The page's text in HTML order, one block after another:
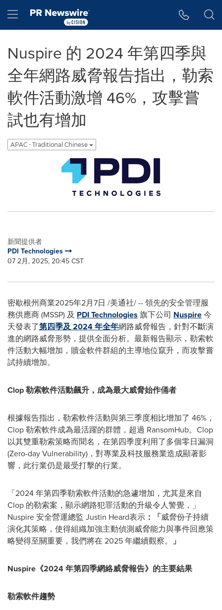
Hamburger menu
Nuspire 的 2024 年第四季與
全年網路威脅報告指出，勒索
軟件活動激增 46%，攻擊嘗
試也有增加
APAC - Traditional Chinese
新聞提供者
PDI Technologies
07 2月, 2025, 20:45 CST
密歇根州商業2025年2月7日 /美通社/ -- 領先的安全管理服
務供應商 (MSSP) 及 PDI Technologies 旗下公司 Nuspire今
天發表了第四季及 2024 年全年網路威脅報告，針對不斷演
進的網路威脅形勢，提供全面分析。最新報告顯示，勒索軟
件活動大幅增加，贖金軟件群組的主導地位竄升，而攻擊嘗
試持續增加。
Clop 勒索軟件活動飆升，成為最大威脅始作俑者
根據報告指出，勒索軟件活動與第三季度相比增加了 46%，
Clop 勒索軟件成為最活躍的群體，超過 RansomHub。Clop
以其雙重勒索策略而聞名，在第四季度利用了多個零日漏洞
(Zero-day Vulnerability)，對專業及科技服務業造成顯著影
響，此行業仍是最受打擊的行業。
「2024 年第四季勒索軟件活動的急遽增加，尤其是來自
Clop 的勒索案，顯示網路犯罪活動的升級令人警覺，」
Nuspire 安全營運總監 Justin Heard表示 ：「威脅份子持續
演化其策略，使得組織加強主動偵測威脅能力與事件回應策
略變得至關重要，我們將在 2025 年繼續觀察。 」
Nuspire《2024 年第四季網絡威脅報告》的主要結果
勒索軟件趨勢